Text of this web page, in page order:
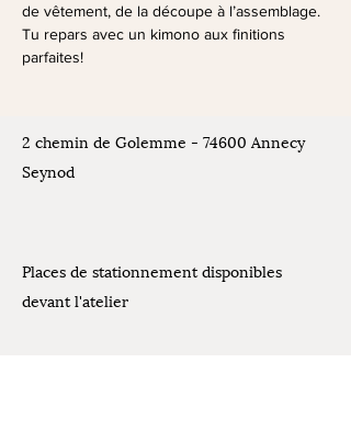
de vêtement, de la découpe à l’assemblage.
Tu repars avec un kimono aux finitions
parfaites!
2 chemin de Golemme - 74600 Annecy
Seynod
Places de stationnement disponibles
devant l'atelier